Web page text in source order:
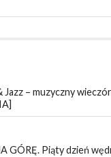
Jazz – muzyczny
GÓRĘ. Piąty dzień